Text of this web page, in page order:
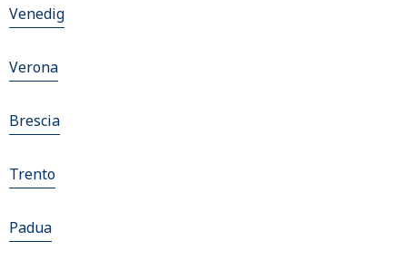
Venedig
Verona
Brescia
Trento
Padua